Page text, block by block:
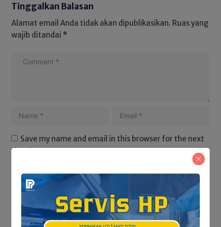
Tinggalkan Balasan
Alamat email Anda tidak akan dipublikasikan. Ruas yang
wajib ditandai *
Save my name and email in this browser for the next
time I comment.
Baca Juga